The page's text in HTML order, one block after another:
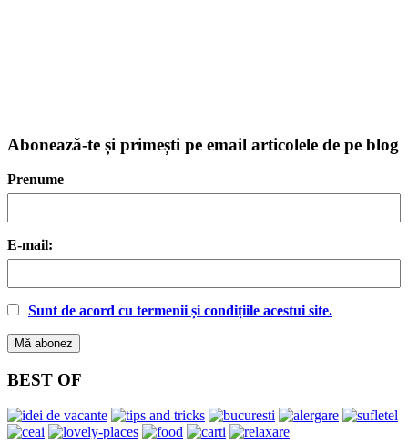
Abonează-te și primești pe email articolele de pe blog
Prenume
E-mail:
Sunt de acord cu termenii și condițiile acestui site.
BEST OF